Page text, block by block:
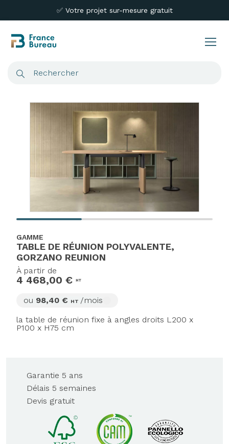
✅ Votre projet sur-mesure gratuit
GAMME
TABLE DE RÉUNION POLYVALENTE,
GORZANO REUNION
À partir de
4 468,00 € HT
ou 98,40 € HT /mois
la table de réunion fixe à angles droits L200 x
P100 x H75 cm
Garantie 5 ans
Délais 5 semaines
Devis gratuit